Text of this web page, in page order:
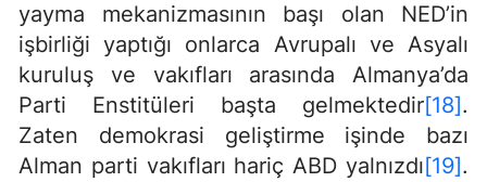
yayma mekanizmasının başı olan NED’in
işbirliği yaptığı onlarca Avrupalı ve Asyalı
kuruluş ve vakıfları arasında Almanya’da
Parti Enstitüleri başta gelmektedir[18].
Zaten demokrasi geliştirme işinde bazı
Alman parti vakıfları hariç ABD yalnızdı[19].